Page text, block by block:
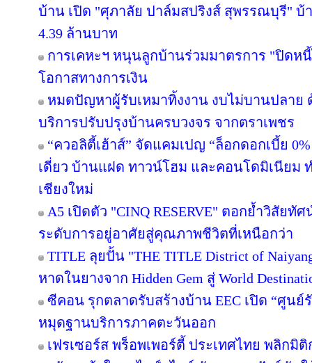
บ้าน เปิด "ศุภาลัย ปาล์มสปริงส์ สุพรรณบุรี" บ้
4.39 ล้านบาท
การเคหะฯ หนุนลูกบ้านร่วมมาตรการ "ปิดห
โอกาสทางการเงิน
หมดปัญหาผู้รับเหมาทิ้งงาน งบไม่บานปลาย ด้
บริการปรับปรุงบ้านครบวงจร จากตราเพชร
“ควอลิตี้เฮ้าส์” จัดแคมเปญ “ล็อกดอกเบี้ย
เดี่ยว บ้านแฝด ทาวน์โฮม และคอนโดมิเนียม
เชียงใหม่
A5 เปิดตัว "CINQ RESERVE" ตอกย้ำวิสัยทัศ
ระดับการอยู่อาศัยสู่คุณภาพชีวิตที่เหนือกว่า
TITLE ลุยปั้น "THE TITLE District of
หาดในยางจาก Hidden Gem สู่ World
ซีคอน รุกตลาดรับสร้างบ้าน EEC เปิด “ศูน
หมุดฐานบริการภาคตะวันออก
เฟรเซอร์ส พร็อพเพอร์ตี้ ประเทศไทย พลิกมิ